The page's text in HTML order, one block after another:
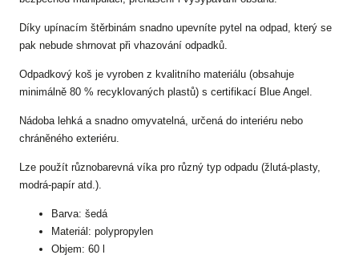
Díky upínacím štěrbinám snadno upevníte pytel na odpad, který se
pak nebude shrnovat při vhazování odpadků.
Odpadkový koš je vyroben z kvalitního materiálu (obsahuje
minimálně 80 % recyklovaných plastů) s certifikací Blue Angel.
Nádoba lehká a snadno omyvatelná, určená do interiéru nebo
chráněného exteriéru.
Lze použít různobarevná víka pro různý typ odpadu (žlutá-plasty,
modrá-papír atd.).
Barva: šedá
Materiál: polypropylen
Objem: 60 l